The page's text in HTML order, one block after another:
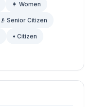
👩 Women
👴 Senior Citizen
• Citizen